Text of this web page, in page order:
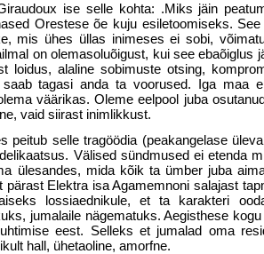
ise selle kohta: .Miks jäin
Orestese õe kuju esiletoomiseks.
mis ühes üllas inimeses ei sobi,
on olemasoluõigust, kui see ebaõiglus
loidus, alaline sobimuste otsing,
tagasi anda ta voorused. Iga maa
väärikas. Oleme eelpool juba
vaid siirast inimlikkust.
peitub selle tragöödia (peakangelase
Välised sündmused ei etenda
ülesandes, mida kõik ta ümber juba
Elektra isa Agamemnoni salajast
lossiaednikule, et ta karakteri
jumalaile nägematuks. Aegisthese
eest. Selleks et jumalad oma
hall, ühetaoline, amorfne.